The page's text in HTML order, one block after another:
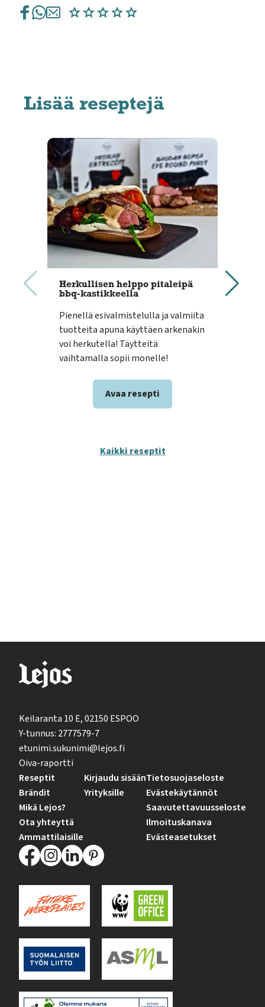
Lisää reseptejä
Herkullisen helppo pitaleipä
bbq-kastikkeella
Pienellä esivalmistelulla ja valmiita
tuotteita apuna käyttäen arkenakin
voi herkutella! Täytteitä
vaihtamalla sopii monelle!
Avaa resepti
Kaikki reseptit
Keilaranta 10 E, 02150 ESPOO
Y-tunnus: 2777579-7
etunimi.sukunimi@lejos.fi
Oiva-raportti
Reseptit
Brändit
Mikä Lejos?
Ota yhteyttä
Ammattilaisille
Kirjaudu sisään
Yrityksille
Tietosuojaseloste
Evästekäytännöt
Saavutettavuusseloste
Ilmoituskanava
Evästeasetukset